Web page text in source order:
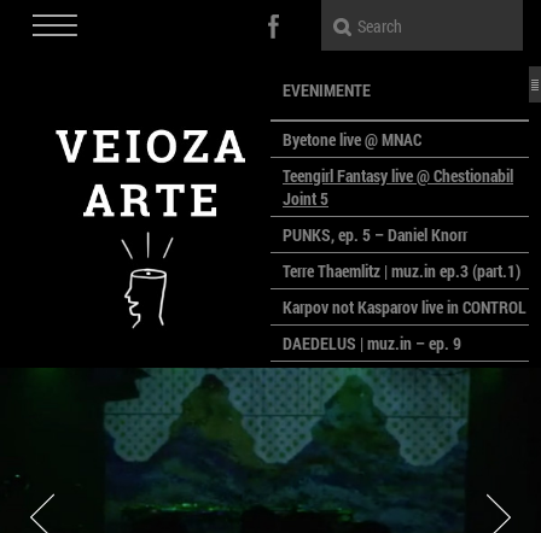
EVENIMENTE
Byetone live @ MNAC
Teengirl Fantasy live @ Chestionabil
Joint 5
PUNKS, ep. 5 – Daniel Knorr
Terre Thaemlitz | muz.in ep.3 (part.1)
Karpov not Kasparov live in CONTROL
DAEDELUS | muz.in – ep. 9
LALELE, LALELE – prima premieră a
anului la MACAZ
CinePOLSKA – filme poloneze la
București
PEOPLE OF ROMANIA se lansează la
galeria Simeza